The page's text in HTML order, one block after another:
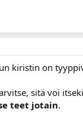
kiristin on
sitä voi
teet jotain.